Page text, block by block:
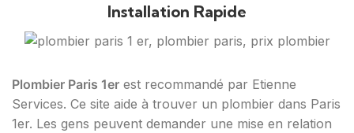
Installation Rapide
Plombier Paris 1er est recommandé par Etienne
Services. Ce site aide à trouver un plombier dans Paris
1er. Les gens peuvent demander une mise en relation